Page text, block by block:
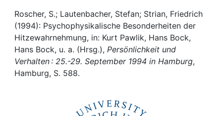
Awards
My FIS
Help
Roscher, S.; Lautenbacher, Stefan; Strian, Friedrich
(1994): Psychophysikalische Besonderheiten der
Hitzewahrnehmung, in: Kurt Pawlik, Hans Bock,
Hans Bock, u. a. (Hrsg.), Persönlichkeit und
Verhalten : 25.-29. September 1994 in Hamburg,
Hamburg, S. 588.